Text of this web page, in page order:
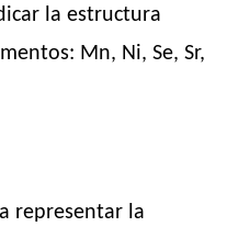
la estructura
Mn, Ni, Se, Sr,
representar la